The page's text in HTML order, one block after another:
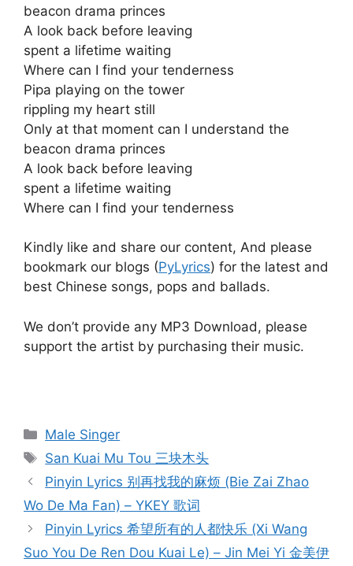
beacon drama princes
A look back before leaving
spent a lifetime waiting
Where can I find your tenderness
Pipa playing on the tower
rippling my heart still
Only at that moment can I understand the
beacon drama princes
A look back before leaving
spent a lifetime waiting
Where can I find your tenderness
Kindly like and share our content, And please
bookmark our blogs (PyLyrics) for the latest and
best Chinese songs, pops and ballads.
We don’t provide any MP3 Download, please
support the artist by purchasing their music.
Categories
Male Singer
Tags
San Kuai Mu Tou 三块木头
Post
navigation
Pinyin Lyrics 别再找我的麻烦 (Bie Zai Zhao
Wo De Ma Fan) – YKEY 歌词
Pinyin Lyrics 希望所有的人都快乐 (Xi Wang
Suo You De Ren Dou Kuai Le) – Jin Mei Yi 金美伊